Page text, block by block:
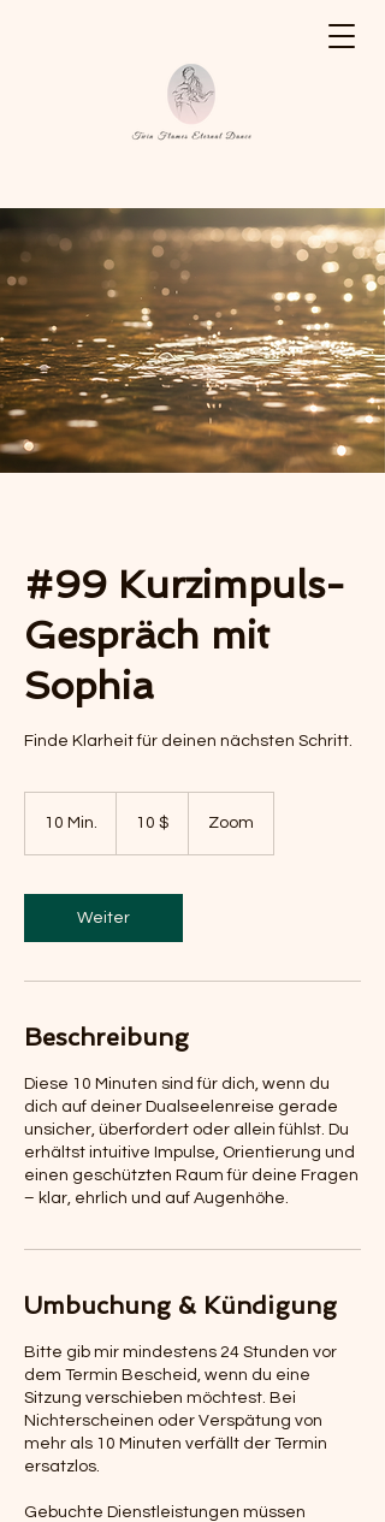
#99 Kurzimpuls-
Gespräch mit
Sophia
Finde Klarheit für deinen nächsten Schritt.
10 Min.
i
n
Dollar10 $ Zoom
Weiter
Beschreibung
Diese 10 Minuten sind für dich, wenn du
dich auf deiner Dualseelenreise gerade
unsicher, überfordert oder allein fühlst. Du
erhältst intuitive Impulse, Orientierung und
einen geschützten Raum für deine Fragen
– klar, ehrlich und auf Augenhöhe.
Umbuchung & Kündigung
Bitte gib mir mindestens 24 Stunden vor
dem Termin Bescheid, wenn du eine
Sitzung verschieben möchtest. Bei
Nichterscheinen oder Verspätung von
mehr als 10 Minuten verfällt der Termin
ersatzlos.
Gebuchte Dienstleistungen müssen